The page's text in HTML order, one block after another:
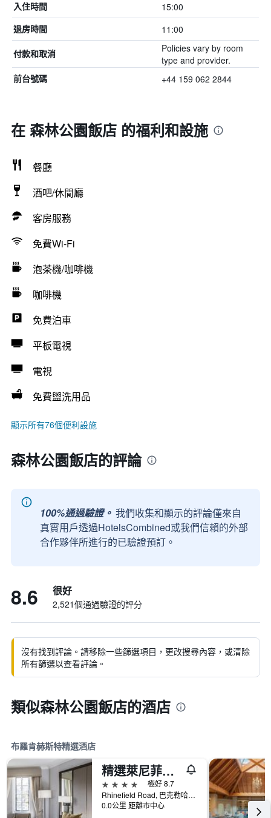
入住時間 15:00
退房時間 11:00
付款和取消
Policies vary by room
type and provider.
前台號碼 +44 159 062 2844
在 森林公園飯店 的福利和設施
餐廳
酒吧/休閒廳
客房服務
免費Wi-Fi
泡茶機/咖啡機
咖啡機
免費泊車
平板電視
電視
免費盥洗用品
顯示所有76個便利設施
森林公園飯店的評論
100%通過驗證。 我們收集和顯示的評論僅來自
真實用戶透過HotelsCombined或我們信賴的外部
合作夥伴所進行的已驗證預訂。
8.6 很好
2,521個通過驗證的評分
沒有找到評論。請移除一些篩選項目，更改搜尋內容，或清除
所有篩選以查看評論。
類似森林公園飯店的酒店
布羅肯赫斯特精選酒店
精選萊尼菲爾德別墅酒店
4星級
極好 8.7
Rhinefield Road, 巴克勒哈德, 英國
0.0公里 距離市中心